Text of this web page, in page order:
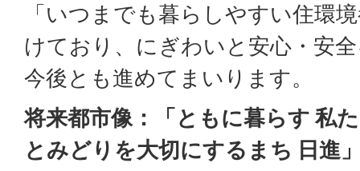
「いつまでも暮らしやすい住環
けており、にぎわいと安心・安
今後とも進めてまいります。
将来都市像：「ともに暮らす 私
とみどりを大切にするまち 日進